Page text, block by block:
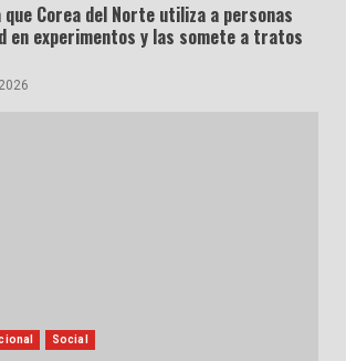
que Corea del Norte utiliza a personas
en experimentos y las somete a tratos
Social